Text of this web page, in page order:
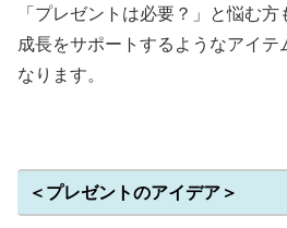
「プレゼントは必要？」と悩む
成長をサポートするようなアイテ
なります。
＜プレゼントのアイデア＞